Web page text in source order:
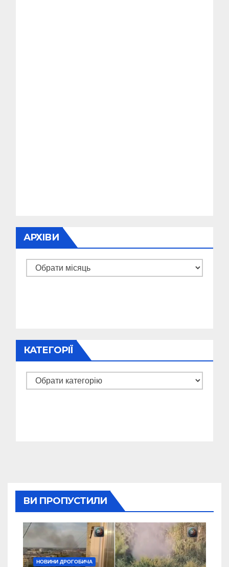
АРХІВИ
Архіви
КАТЕГОРІЇ
Категорії
ВИ ПРОПУСТИЛИ
НОВИНИ ДРОГОБИЧА